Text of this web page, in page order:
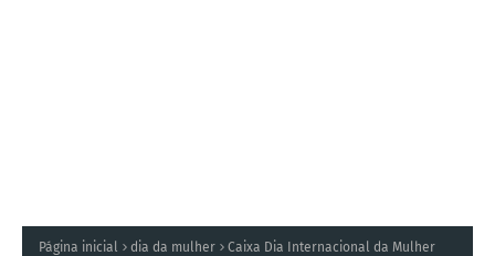
Página inicial dia da mulher
Caixa Dia Internacional da Mulher